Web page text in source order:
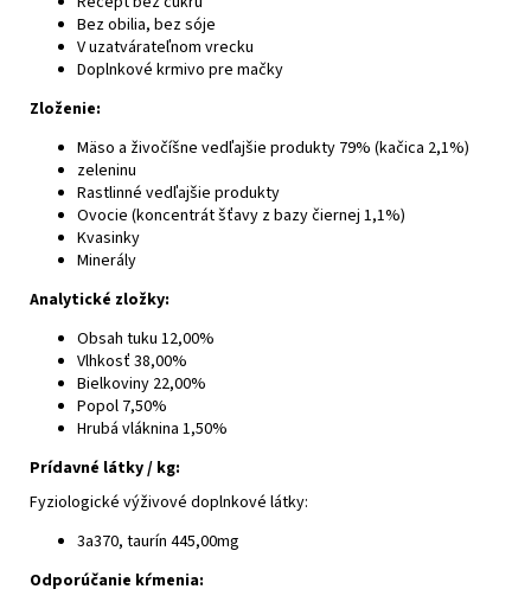
Bez obilia, bez sóje
V uzatvárateľnom vrecku
Doplnkové krmivo pre mačky
Zloženie:
Mäso a živočíšne vedľajšie produkty 79% (kačica 2,1%)
zeleninu
Rastlinné vedľajšie produkty
Ovocie (koncentrát šťavy z bazy čiernej 1,1%)
Kvasinky
Minerály
Analytické zložky:
Obsah tuku 12,00%
Vlhkosť 38,00%
Bielkoviny 22,00%
Popol 7,50%
Hrubá vláknina 1,50%
Prídavné látky / kg:
Fyziologické výživové doplnkové látky:
3a370, taurín 445,00mg
Odporúčanie kŕmenia: